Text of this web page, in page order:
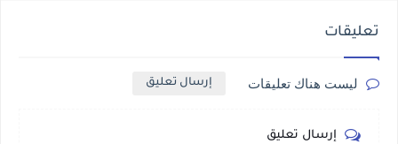
تعليقات
ليست هناك تعليقات إرسال تعليق
إرسال تعليق